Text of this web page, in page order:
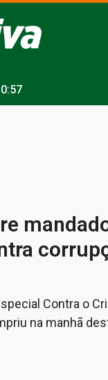
Contra o
na manhã